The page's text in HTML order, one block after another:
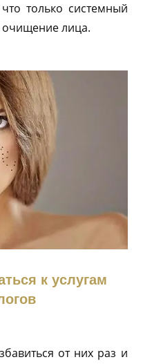
только системный
очищение лица.
к услугам
от них раз и